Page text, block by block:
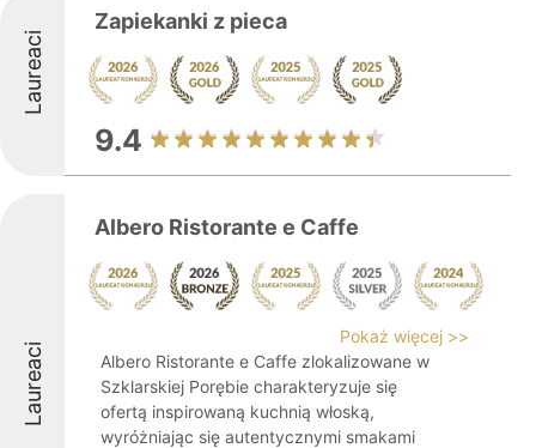
Laureaci
Zapiekanki z pieca
9.4
Laureaci
Albero Ristorante e Caffe
Pokaż więcej >>
Albero Ristorante e Caffe zlokalizowane w
Szklarskiej Porębie charakteryzuje się
ofertą inspirowaną kuchnią włoską,
wyróżniając się autentycznymi smakami